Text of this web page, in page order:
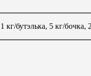
1 кг/бутэлька, 5 кг/бочка,